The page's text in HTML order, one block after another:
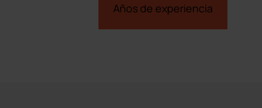
Años de experiencia